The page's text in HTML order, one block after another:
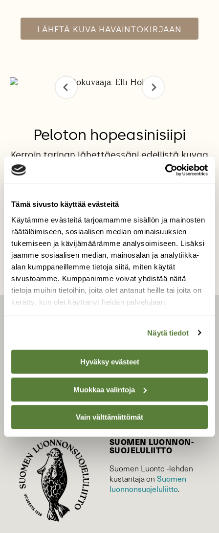
Tämä sivusto käyttää evästeitä
Käytämme evästeitä tarjoamamme sisällön ja mainosten
räätälöimiseen, sosiaalisen median ominaisuuksien
tukemiseen ja kävijämäärämme analysoimiseen. Lisäksi
jaamme sosiaalisen median, mainosalan ja analytiikka-
alan kumppaneillemme tietoja siitä, miten käytät
sivustoamme. Kumppanimme voivat yhdistää näitä
tietoja muihin tietoihin, joita olet antanut heille tai joita on
kerätty, kun olet käyttänyt heidän palvelujaan.
Näytä tiedot
Hyväksy evästeet
Muokkaa valintoja
Vain välttämättömät
LÄHETÄ KUVA HAVAINTOKIRJAAN
Peloton hopeasinisiipi
Kerroin tarinan lähettäessäni edellistä kuvaa
TAKAISIN LISTAAN
Tilaa Suomen Luonto
Tilaa digilukuoikeus
Äänestä parasta juttua
Tilaa uutiskirje
SUOMEN LUONNON­
SUOJELU­LIITTO
Suomen Luonto -lehden
kustantaja onSuomen
luonnonsuojelu­liitto.